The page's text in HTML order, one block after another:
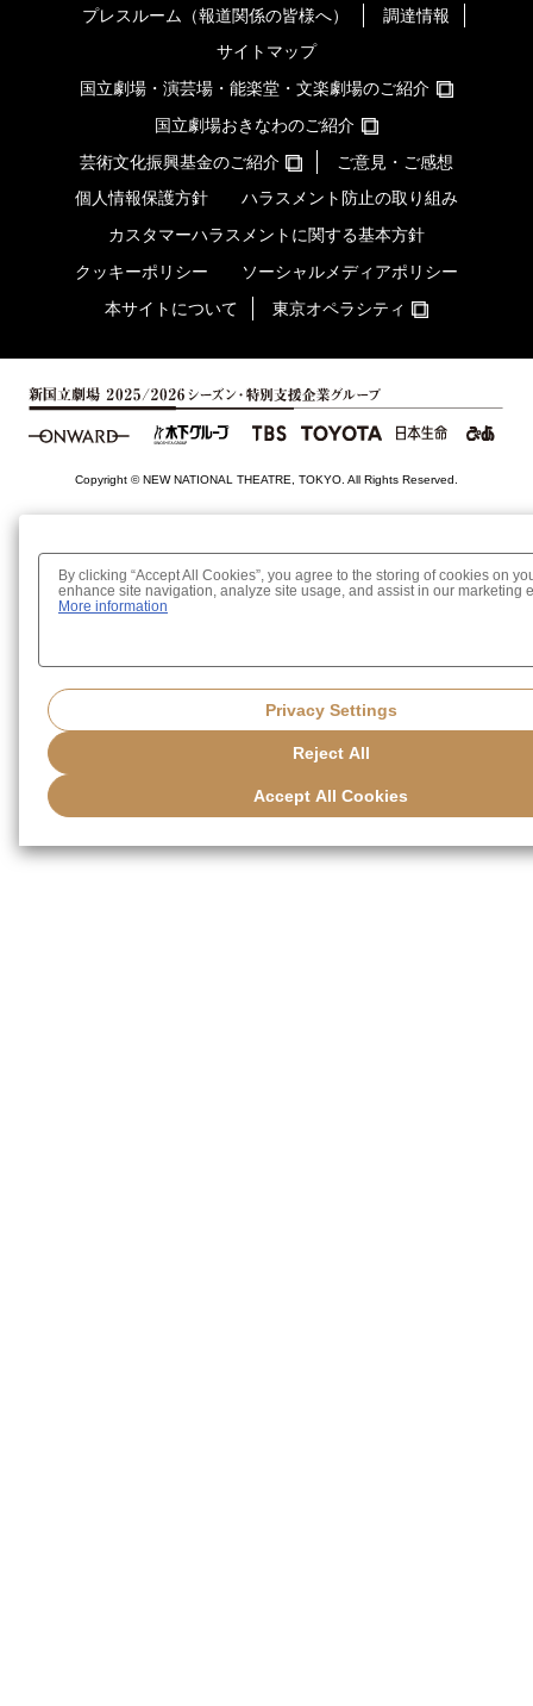
プレスルーム（報道関係の皆様へ）
調達情報
サイトマップ
国立劇場・演芸場・能楽堂・文楽劇場のご紹介
国立劇場おきなわのご紹介
芸術文化振興基金のご紹介
ご意見・ご感想
個人情報保護方針
ハラスメント防止の取り組み
カスタマーハラスメントに関する基本方針
クッキーポリシー
ソーシャルメディアポリシー
本サイトについて
東京オペラシティ
Copyright © NEW NATIONAL THEATRE, TOKYO. All Rights Reserved.
By clicking “Accept All Cookies”, you agree to the storing of cookies on
enhance site navigation, analyze site usage, and assist in our marketing
More information
Privacy Settings
Reject All
Accept All Cookies